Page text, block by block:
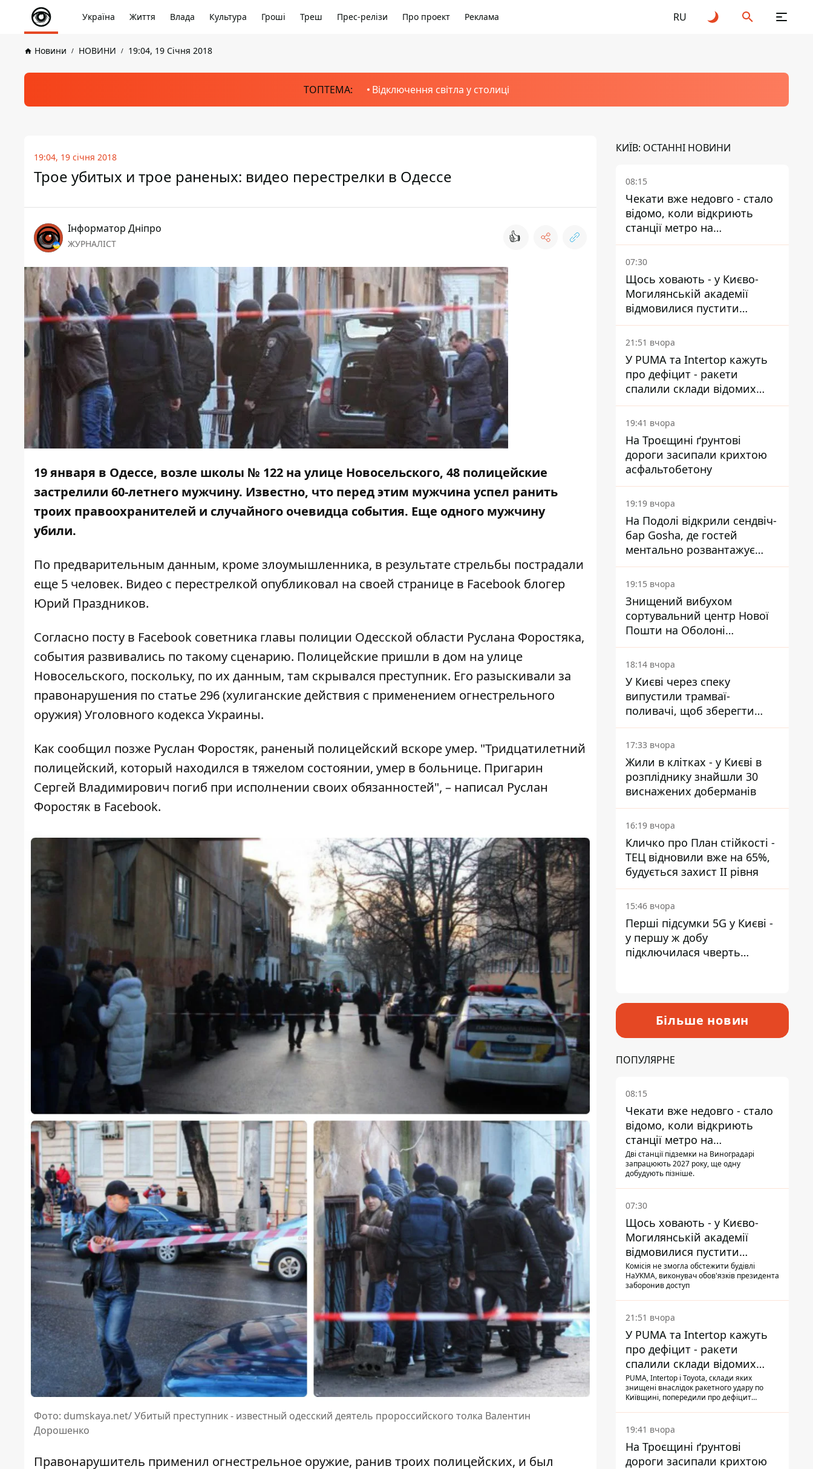
Україна Життя Влада Культура Гроші Треш Прес-релізи Про проект Реклама RU
Новини НОВИНИ 19:04, 19 Січня 2018
ТОПТЕМА: Відключення світла у столиці
19:04, 19 січня 2018
Трое убитых и трое раненых: видео перестрелки в Одессе
Інформатор Дніпро
ЖУРНАЛІСТ 👍
19 января в Одессе, возле школы № 122 на улице Новосельского, 48 полицейские
застрелили 60-летнего мужчину. Известно, что перед этим мужчина успел ранить
троих правоохранителей и случайного очевидца события. Еще одного мужчину
убили.
По предварительным данным, кроме злоумышленника, в результате стрельбы пострадали
еще 5 человек. Видео с перестрелкой опубликовал на своей странице в Facebook блогер
Юрий Праздников.
Согласно посту в Facebook советника главы полиции Одесской области Руслана Форостяка,
события развивались по такому сценарию. Полицейские пришли в дом на улице
Новосельского, поскольку, по их данным, там скрывался преступник. Его разыскивали за
правонарушения по статье 296 (хулиганские действия с применением огнестрельного
оружия) Уголовного кодекса Украины.
Как сообщил позже Руслан Форостяк, раненый полицейский вскоре умер. "Тридцатилетний
полицейский, который находился в тяжелом состоянии, умер в больнице. Пригарин
Сергей Владимирович погиб при исполнении своих обязанностей", – написал Руслан
Форостяк в Facebook.
Фото: dumskaya.net/ Убитый преступник - известный одесский деятель пророссийского толка Валентин
Дорошенко
Правонарушитель применил огнестрельное оружие, ранив троих полицейских, и был
КИЇВ: ОСТАННІ НОВИНИ
08:15
Чекати вже недовго - стало
відомо, коли відкриють
станції метро на
Виноградарі
07:30
Щось ховають - у Києво-
Могилянській академії
відмовилися пустити
комісію з охорони пам'яток
на територію
21:51 вчора
У PUMA та Intertop кажуть
про дефіцит - ракети
спалили склади відомих
брендів
19:41 вчора
На Троєщині ґрунтові
дороги засипали крихтою
асфальтобетону
19:19 вчора
На Подолі відкрили сендвіч-
бар Gosha, де гостей
ментально розвантажує
акула
19:15 вчора
Знищений вибухом
сортувальний центр Нової
Пошти на Оболоні
запрацював - видають
посилки
18:14 вчора
У Києві через спеку
випустили трамваї-
поливачі, щоб зберегти
рейки від деформації
17:33 вчора
Жили в клітках - у Києві в
розпліднику знайшли 30
виснажених доберманів
16:19 вчора
Кличко про План стійкості -
ТЕЦ відновили вже на 65%,
будується захист ІІ рівня
15:46 вчора
Перші підсумки 5G у Києві -
у першу ж добу
підключилася чверть
Більше новин
ПОПУЛЯРНЕ
08:15
Чекати вже недовго - стало
відомо, коли відкриють
станції метро на
Виноградарі
Дві станції підземки на Виноградарі
запрацюють 2027 року, ще одну
добудують пізніше.
07:30
Щось ховають - у Києво-
Могилянській академії
відмовилися пустити
комісію з охорони пам'яток
на територію
Комісія не змогла обстежити будівлі
НаУКМА, виконувач обов'язків президента
заборонив доступ
21:51 вчора
У PUMA та Intertop кажуть
про дефіцит - ракети
спалили склади відомих
брендів
PUMA, Intertop і Toyota, склади яких
знищені внаслідок ракетного удару по
Київщині, попередили про дефіцит
19:41 вчора
На Троєщині ґрунтові
дороги засипали крихтою